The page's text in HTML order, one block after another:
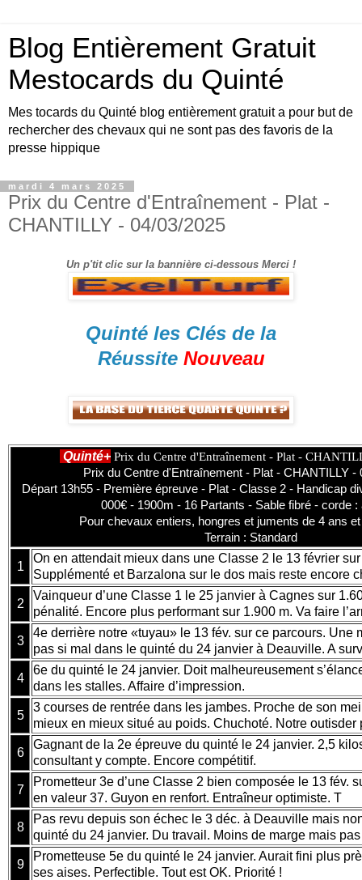
Blog Entièrement Gratuit
Mestocards du Quinté
Mes tocards du Quinté blog entièrement gratuit a pour but de
rechercher des chevaux qui ne sont pas des favoris de la
presse hippique
mardi 4 mars 2025
Prix du Centre d'Entraînement - Plat -
CHANTILLY - 04/03/2025
Un p'tit clic sur la bannière ci-dessous Merci !
Quinté les Clés de la
Réussite Nouveau
Quinté+ Prix du Centre d'Entraînement - Plat -
Prix du Centre d'Entraînement - Plat - CHANTILLY -
Départ 13h55 - Première épreuve - Plat - Classe 2 - Handicap
000€ - 1900m - 16 Partants - Sable fibré - corde :
Pour chevaux entiers, hongres et juments de 4 ans
Terrain : Standard
1
On en attendait mieux dans une Classe 2 le 13 février
Supplémenté et Barzalona sur le dos mais reste encore
2
Vainqueur d’une Classe 1 le 25 janvier à Cagnes sur
pénalité. Encore plus performant sur 1.900 m. Va faire
3
4e derrière notre «tuyau» le 13 fév. sur ce parcours. Une
pas si mal dans le quinté du 24 janvier à Deauville. A
4
6e du quinté le 24 janvier. Doit malheureusement
dans les stalles. Affaire d’impression.
5
3 courses de rentrée dans les jambes. Proche de son
mieux en mieux situé au poids. Chuchoté. Notre outisder
6
Gagnant de la 2e épreuve du quinté le 24 janvier. 2,5
consultant y compte. Encore compétitif.
7
Prometteur 3e d’une Classe 2 bien composée le 13 fév.
en valeur 37. Guyon en renfort. Entraîneur optimiste. T
8
Pas revu depuis son échec le 3 déc. à Deauville mais
quinté du 24 janvier. Du travail. Moins de marge mais
9
Prometteuse 5e du quinté le 24 janvier. Aurait fini plus
ses aises. Perfectible. Tout est OK. Priorité !